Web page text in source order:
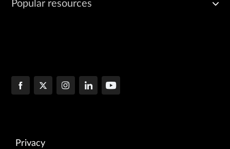
Popular resources
Privacy